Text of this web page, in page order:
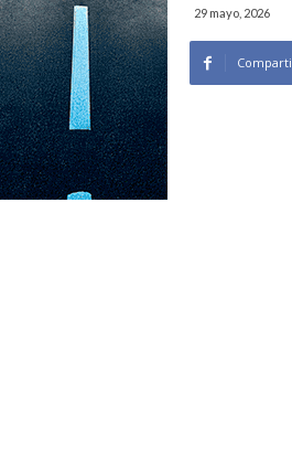
29 mayo, 2026